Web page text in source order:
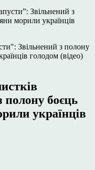
Звільнений з
морили українців
полону боєць
українців